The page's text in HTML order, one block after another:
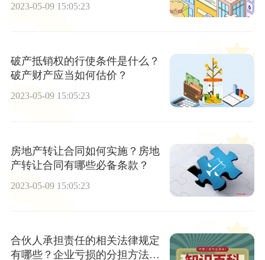
2023-05-09 15:05:23
破产抵销权的行使条件是什么？
破产财产应当如何估价？
2023-05-09 15:05:23
房地产转让合同如何实施？房地
产转让合同有哪些必备条款？
2023-05-09 15:05:23
合伙人承担责任的相关法律规定
有哪些？企业亏损的分担方法有